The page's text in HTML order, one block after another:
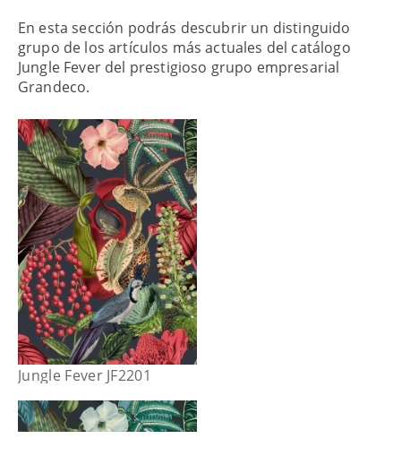
En esta sección podrás descubrir un distinguido
grupo de los artículos más actuales del catálogo
Jungle Fever del prestigioso grupo empresarial
Grandeco.
Jungle Fever JF2201